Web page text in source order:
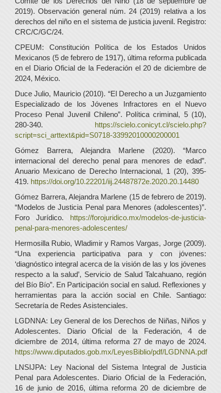
2019). Observación general núm. 24 (2019) relativa a los
derechos del niño en el sistema de justicia juvenil. Registro:
CRC/C/GC/24.
CPEUM: Constitución Política de los Estados Unidos
Mexicanos (5 de febrero de 1917), última reforma publicada
en el Diario Oficial de la Federación el 20 de diciembre de
2024, México.
Duce Julio, Mauricio (2010). “El Derecho a un Juzgamiento
Especializado de los Jóvenes Infractores en el Nuevo
Proceso Penal Juvenil Chileno”. Política criminal, 5 (10),
280-340.
https://scielo.conicyt.cl/scielo.php?
script=sci_arttext&pid=S0718-33992010000200001
Gómez Barrera, Alejandra Marlene (2020). “Marco
internacional del derecho penal para menores de edad”.
Anuario Mexicano de Derecho Internacional, 1 (20), 395-
419. https://doi.org/10.22201/iij.24487872e.2020.20.14480
Gómez Barrera, Alejandra Marlene (15 de febrero de 2019).
“Modelos de Justicia Penal para Menores (adolescentes)”.
Foro Jurídico.
https://forojuridico.mx/modelos-de-justicia-
penal-para-menores-adolescentes/
Hermosilla Rubio, Wladimir y Ramos Vargas, Jorge (2009).
“Una experiencia participativa para y con jóvenes:
‘diagnóstico integral acerca de la visión de las y los jóvenes
respecto a la salud’, Servicio de Salud Talcahuano, región
del Bío Bío”. En Participación social en salud. Reflexiones y
herramientas para la acción social en Chile. Santiago:
Secretaría de Redes Asistenciales.
LGDNNA: Ley General de los Derechos de Niñas, Niños y
Adolescentes. Diario Oficial de la Federación, 4 de
diciembre de 2014, última reforma 27 de mayo de 2024.
https://www.diputados.gob.mx/LeyesBiblio/pdf/LGDNNA.pdf
LNSIJPA: Ley Nacional del Sistema Integral de Justicia
Penal para Adolescentes. Diario Oficial de la Federación,
16 de junio de 2016, última reforma 20 de diciembre de